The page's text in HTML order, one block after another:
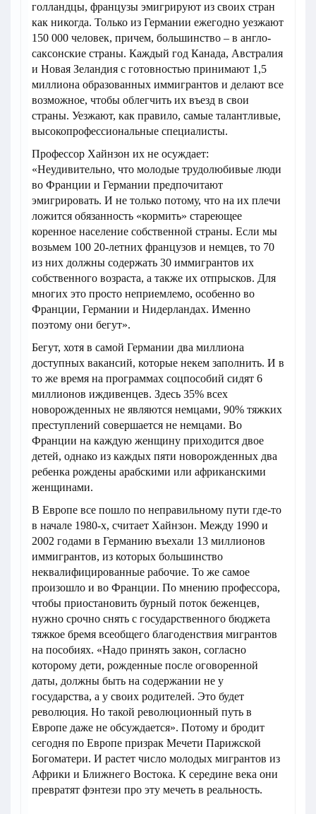
голландцы, французы эмигрируют из своих стран
как никогда. Только из Германии ежегодно уезжают
150 000 человек, причем, большинство – в англо-
саксонские страны. Каждый год Канада, Австралия
и Новая Зеландия с готовностью принимают 1,5
миллиона образованных иммигрантов и делают все
возможное, чтобы облегчить их въезд в свои
страны. Уезжают, как правило, самые талантливые,
высокопрофессиональные специалисты.
Профессор Хайнзон их не осуждает:
«Неудивительно, что молодые трудолюбивые люди
во Франции и Германии предпочитают
эмигрировать. И не только потому, что на их плечи
ложится обязанность «кормить» стареющее
коренное население собственной страны. Если мы
возьмем 100 20-летних французов и немцев, то 70
из них должны содержать 30 иммигрантов их
собственного возраста, а также их отпрысков. Для
многих это просто неприемлемо, особенно во
Франции, Германии и Нидерландах. Именно
поэтому они бегут».
Бегут, хотя в самой Германии два миллиона
доступных вакансий, которые некем заполнить. И в
то же время на программах соцпособий сидят 6
миллионов иждивенцев. Здесь 35% всех
новорожденных не являются немцами, 90% тяжких
преступлений совершается не немцами. Во
Франции на каждую женщину приходится двое
детей, однако из каждых пяти новорожденных два
ребенка рождены арабскими или африканскими
женщинами.
В Европе все пошло по неправильному пути где-то
в начале 1980-х, считает Хайнзон. Между 1990 и
2002 годами в Германию въехали 13 миллионов
иммигрантов, из которых большинство
неквалифицированные рабочие. То же самое
произошло и во Франции. По мнению профессора,
чтобы приостановить бурный поток беженцев,
нужно срочно снять с государственного бюджета
тяжкое бремя всеобщего благоденствия мигрантов
на пособиях. «Надо принять закон, согласно
которому дети, рожденные после оговоренной
даты, должны быть на содержании не у
государства, а у своих родителей. Это будет
революция. Но такой революционный путь в
Европе даже не обсуждается». Потому и бродит
сегодня по Европе призрак Мечети Парижской
Богоматери. И растет число молодых мигрантов из
Африки и Ближнего Востока. К середине века они
превратят фэнтези про эту мечеть в реальность.